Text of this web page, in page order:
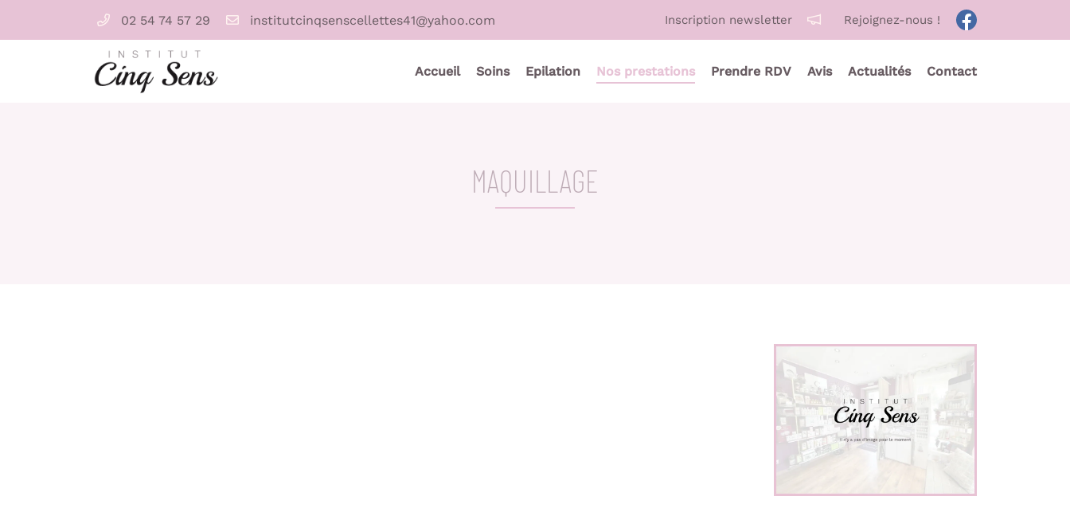
02 54 74 57 29 Inscription newsletter Rejoignez-nous !
Accueil Soins Epilation Nos prestations Prendre RDV Avis Actualités Contact
02 54 74 57 29
MAQUILLAGE